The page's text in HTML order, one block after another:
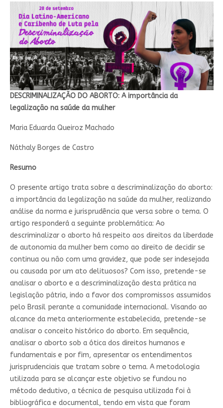
DESCRIMINALIZAÇÃO DO ABORTO: A importância da
legalização na saúde da mulher
Maria Eduarda Queiroz Machado
Náthaly Borges de Castro
Resumo
O presente artigo trata sobre a descriminalização do aborto:
a importância da legalização na saúde da mulher, realizando
análise da norma e jurisprudência que versa sobre o tema. O
artigo responderá a seguinte problemática: Ao
descriminalizar o aborto há respeito aos direitos da liberdade
de autonomia da mulher bem como ao direito de decidir se
continua ou não com uma gravidez, que pode ser indesejada
ou causada por um ato delituosos? Com isso, pretende-se
analisar o aborto e a descriminalização desta prática na
legislação pátria, indo a favor dos compromissos assumidos
pelo Brasil perante a comunidade internacional. Visando ao
alcance da meta anteriormente estabelecida, pretende-se
analisar o conceito histórico do aborto. Em sequência,
analisar o aborto sob a ótica dos direitos humanos e
fundamentais e por fim, apresentar os entendimentos
jurisprudenciais que tratam sobre o tema. A metodologia
utilizada para se alcançar este objetivo se fundou no
método dedutivo, a técnica de pesquisa utilizada foi à
bibliográfica e documental, tendo em vista que foram